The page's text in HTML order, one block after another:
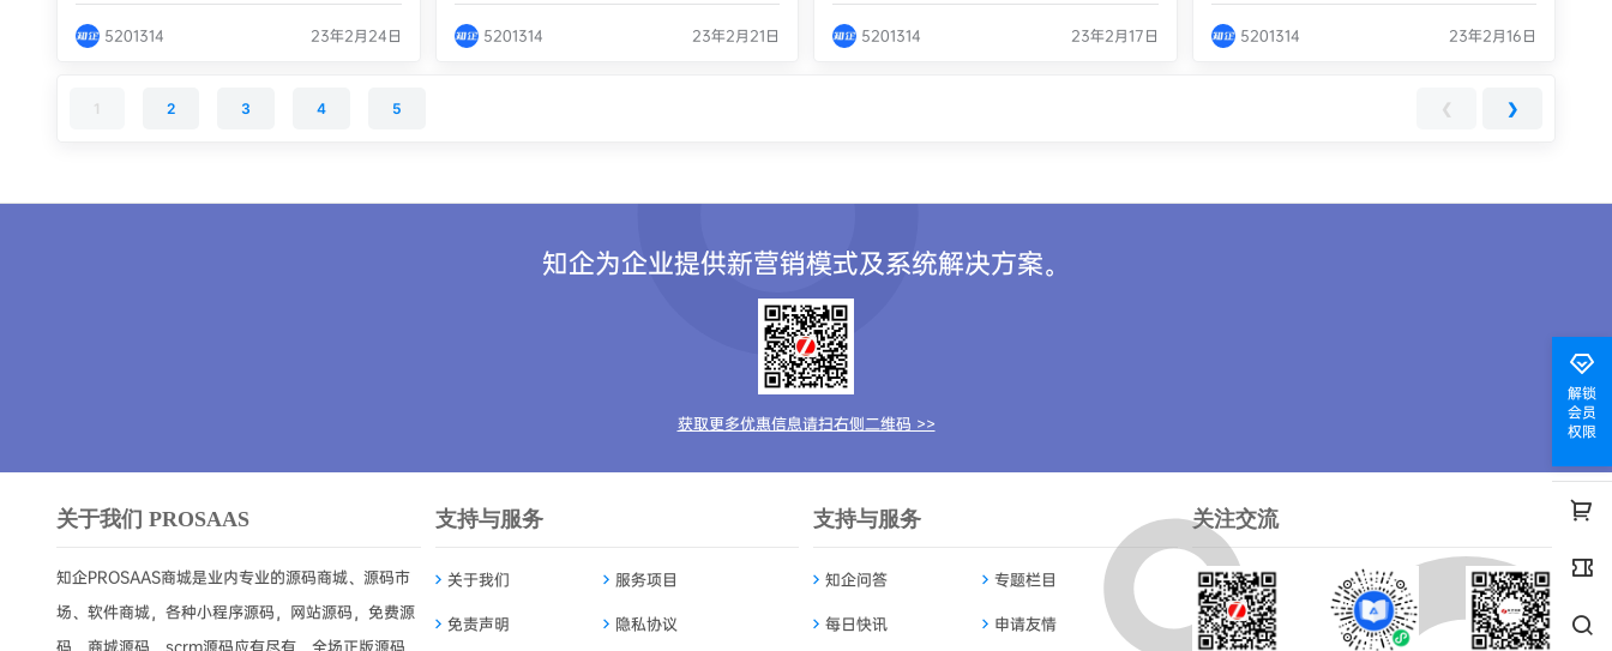
G3电脑怎么去掉discuz版权？【Discuz】去除
绍怎么…
5201314 23年2月24日
由哪些文件构成，你得清楚WordPress程序是怎
5201314 23年2月21日
须相同。本教程操作环境：windows7系统、ph
5201314 23年2月17日
汇等。对网站管理者而言，PHPCMS的评论模块
字、是否审核等条件查找并管理留言内容。本教
5201314 23年2月16日
1 2 3 4 5 ❮ ❯
解锁
会员
权限
知企为企业提供新营销模式及系统解决方案。
获取更多优惠信息请扫右侧二维码 >>
关于我们 PROSAAS
知企PROSAAS商城是业内专业的源码商城、源码市
场、软件商城，各种小程序源码，网站源码，免费源
码，商城源码，scrm源码应有尽有，全场正版源码
支持与服务
关于我们 服务项目
免责声明 隐私协议
支持与服务
知企问答 专题栏目
每日快讯 申请友情
关注交流